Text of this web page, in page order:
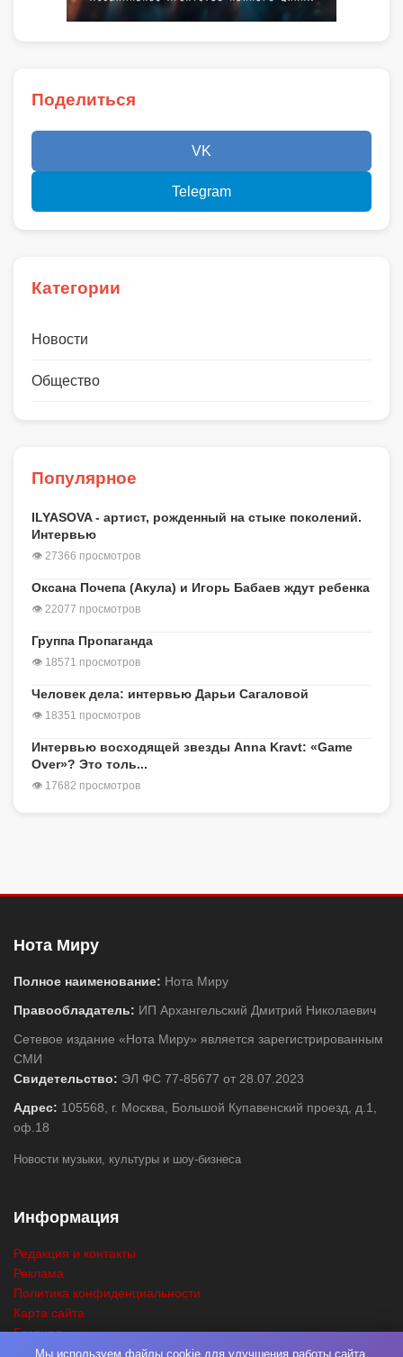
Поделиться
VK
Telegram
Категории
Новости
Общество
Популярное
ILYASOVA - артист, рожденный на стыке поколений.
Интервью
👁 27366 просмотров
Оксана Почепа (Акула) и Игорь Бабаев ждут ребенка
👁 22077 просмотров
Группа Пропаганда
👁 18571 просмотров
Человек дела: интервью Дарьи Сагаловой
👁 18351 просмотров
Интервью восходящей звезды Anna Kravt: «Game
Over»? Это толь...
👁 17682 просмотров
Нота Миру
Полное наименование: Нота Миру
Правообладатель: ИП Архангельский Дмитрий Николаевич
Сетевое издание «Нота Миру» является зарегистрированным
СМИ
Свидетельство: ЭЛ ФС 77-85677 от 28.07.2023
Адрес: 105568, г. Москва, Большой Купавенский проезд, д.1,
оф.18
Новости музыки, культуры и шоу-бизнеса
Информация
Редакция и контакты
Реклама
Политика конфиденциальности
Карта сайта
Главная
ПоискМы используем файлы cookie для улучшения работы сайта,